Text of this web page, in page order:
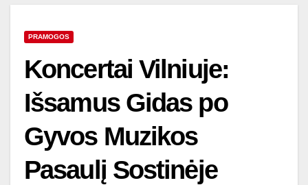
PRAMOGOS
Koncertai Vilniuje:
Išsamus Gidas po
Gyvos Muzikos
Pasaulį Sostinėje